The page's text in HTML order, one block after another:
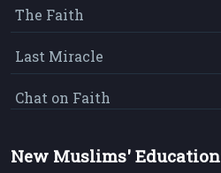
The Faith
Last Miracle
Chat on Faith
New Muslims' Education